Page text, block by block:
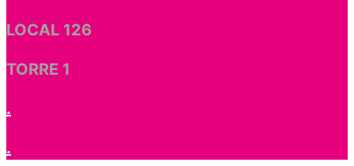
LOCAL 126
TORRE 1
.
.